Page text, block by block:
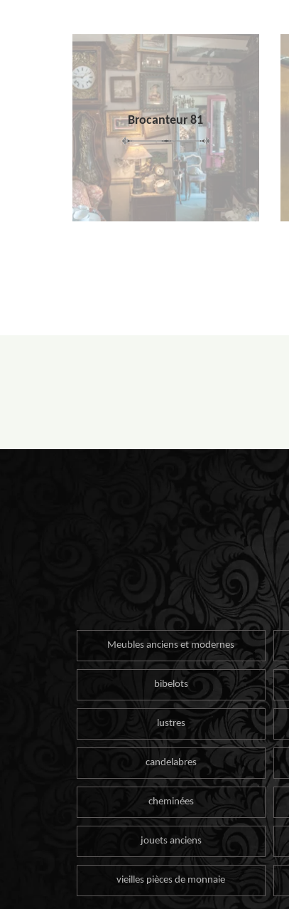
Brocanteur 81
Meubles anciens et modernes
bibelots
lustres
candelabres
cheminées
jouets anciens
vieilles pièces de monnaie